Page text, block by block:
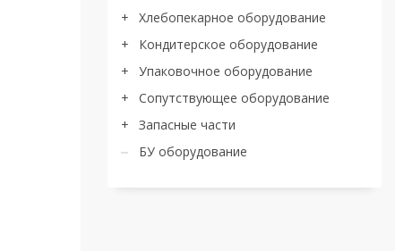
Хлебопекарное оборудование
Кондитерское оборудование
Упаковочное оборудование
Сопутствующее оборудование
Запасные части
БУ оборудование